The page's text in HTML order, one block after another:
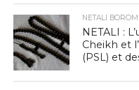
NETALI
NETALI :
Cheikh et
(PSL) et